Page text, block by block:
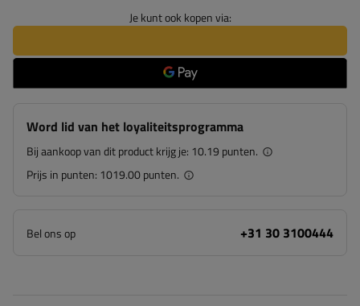
Je kunt ook kopen via:
Word lid van het loyaliteitsprogramma
Bij aankoop van dit product krijg je: 10.19 punten.
Prijs in punten: 1019.00 punten.
Bel ons op +31 30 3100444